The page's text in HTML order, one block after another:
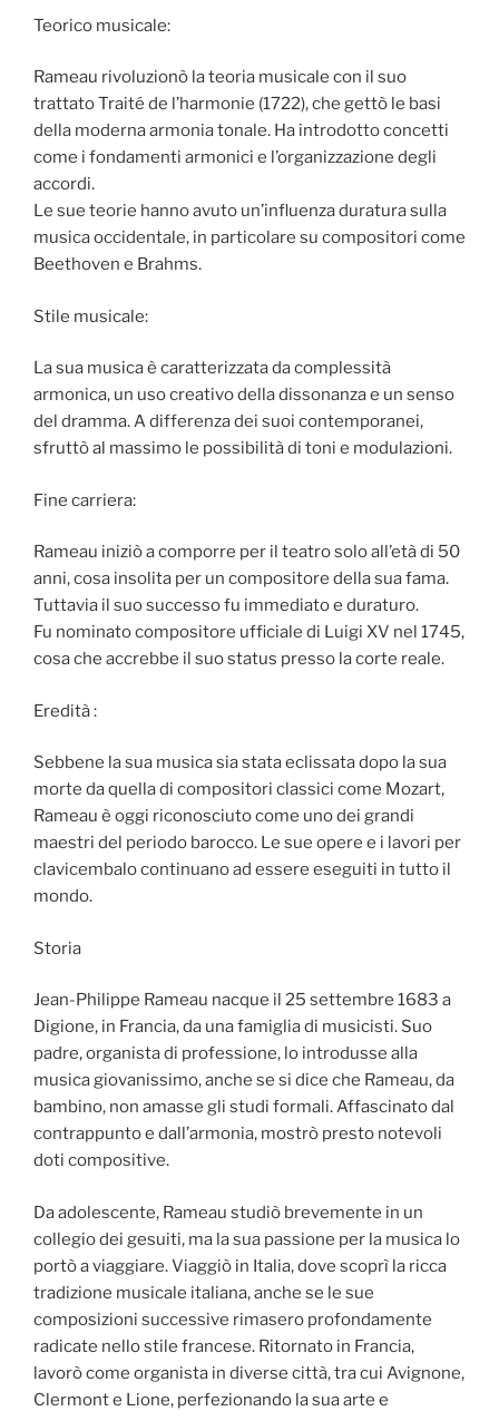
Teorico musicale:
Rameau rivoluzionò la teoria musicale con il suo
trattato Traité de l’harmonie (1722), che gettò le basi
della moderna armonia tonale. Ha introdotto concetti
come i fondamenti armonici e l’organizzazione degli
accordi.
Le sue teorie hanno avuto un’influenza duratura sulla
musica occidentale, in particolare su compositori come
Beethoven e Brahms.
Stile musicale:
La sua musica è caratterizzata da complessità
armonica, un uso creativo della dissonanza e un senso
del dramma. A differenza dei suoi contemporanei,
sfruttò al massimo le possibilità di toni e modulazioni.
Fine carriera:
Rameau iniziò a comporre per il teatro solo all’età di 50
anni, cosa insolita per un compositore della sua fama.
Tuttavia il suo successo fu immediato e duraturo.
Fu nominato compositore ufficiale di Luigi XV nel 1745,
cosa che accrebbe il suo status presso la corte reale.
Eredità :
Sebbene la sua musica sia stata eclissata dopo la sua
morte da quella di compositori classici come Mozart,
Rameau è oggi riconosciuto come uno dei grandi
maestri del periodo barocco. Le sue opere e i lavori per
clavicembalo continuano ad essere eseguiti in tutto il
mondo.
Storia
Jean-Philippe Rameau nacque il 25 settembre 1683 a
Digione, in Francia, da una famiglia di musicisti. Suo
padre, organista di professione, lo introdusse alla
musica giovanissimo, anche se si dice che Rameau, da
bambino, non amasse gli studi formali. Affascinato dal
contrappunto e dall’armonia, mostrò presto notevoli
doti compositive.
Da adolescente, Rameau studiò brevemente in un
collegio dei gesuiti, ma la sua passione per la musica lo
portò a viaggiare. Viaggiò in Italia, dove scoprì la ricca
tradizione musicale italiana, anche se le sue
composizioni successive rimasero profondamente
radicate nello stile francese. Ritornato in Francia,
lavorò come organista in diverse città, tra cui Avignone,
Clermont e Lione, perfezionando la sua arte e